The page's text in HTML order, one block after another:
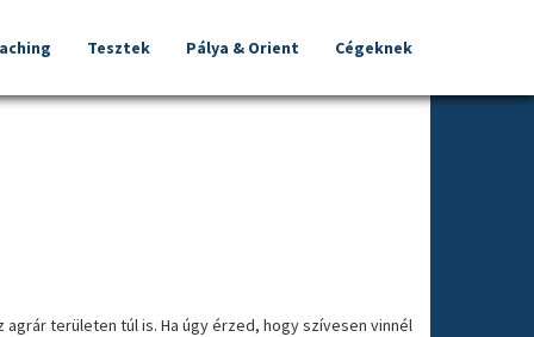
Tesztek Pálya & Orient Cégeknek
területen túl is. Ha úgy érzed, hogy szívesen vinnél